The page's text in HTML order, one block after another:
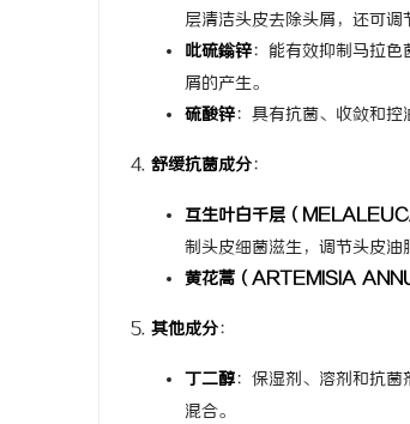
层清洁头皮去除头屑，还可调
吡硫鎓锌：能有效抑制马拉
屑的产生。
硫酸锌：具有抗菌、收敛和控
舒缓抗菌成分：
互生叶白千层（
制头皮细菌滋生，调节头皮油
黄花蒿（ARTEMISIA
其他成分：
丁二醇：保湿剂、溶剂和抗
混合。